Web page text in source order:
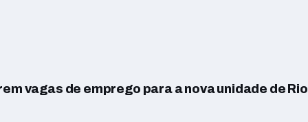
vagas de emprego para a nova unidade de Rio